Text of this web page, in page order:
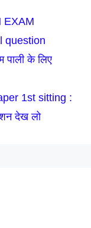
EXAM
question
के लिए
1st sitting :
देख लो